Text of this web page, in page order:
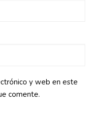
y web en este
comente.